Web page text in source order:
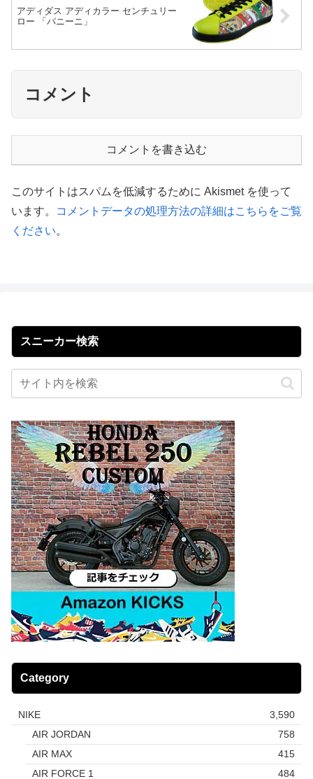
アディダス アディカラー センチュリー
ロー 「パニーニ」
コメント
コメントを書き込む
このサイトはスパムを低減するために Akismet を使って
います。
コメントデータの処理方法の詳細はこちらをご覧
ください。
スニーカー検索
Category
NIKE
3,590
AIR JORDAN
758
AIR MAX
415
AIR FORCE 1
484